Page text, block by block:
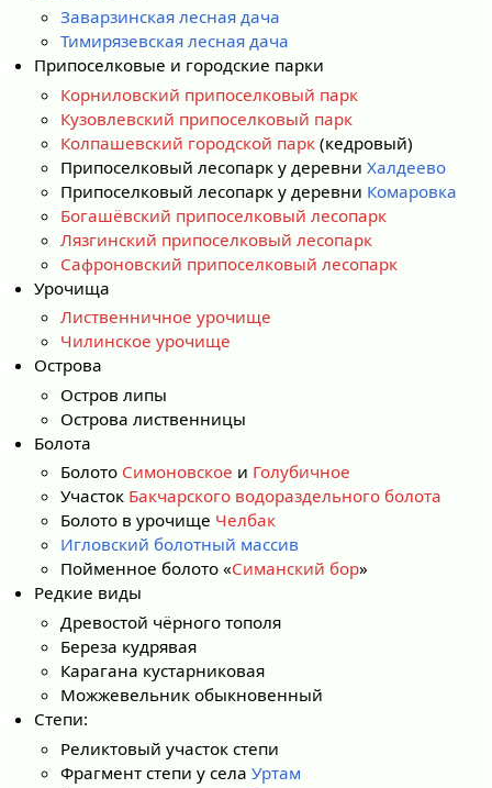
Заварзинская лесная дача
Тимирязевская лесная дача
Припоселковые и городские парки
Корниловский припоселковый парк
Кузовлевский припоселковый парк
Колпашевский городской парк (кедровый)
Припоселковый лесопарк у деревниХалдеево
Припоселковый лесопарк у деревни Комаровка
Богашёвский припоселковый лесопарк
Лязгинский припоселковый лесопарк
Сафроновский припоселковый лесопарк
Урочища
Лиственничное урочище
Чилинское урочище
Острова
Остров липы
Острова лиственницы
Болота
Болото Симоновское и Голубичное
Участок Бакчарского водораздельного болота
Болото в урочище Челбак
Игловский болотный массив
Пойменное болото «Симанский бор»
Редкие виды
Древостой чёрного тополя
Береза кудрявая
Карагана кустарниковая
Можжевельник обыкновенный
Степи:
Реликтовый участок степи
Фрагмент степи у селаУртам